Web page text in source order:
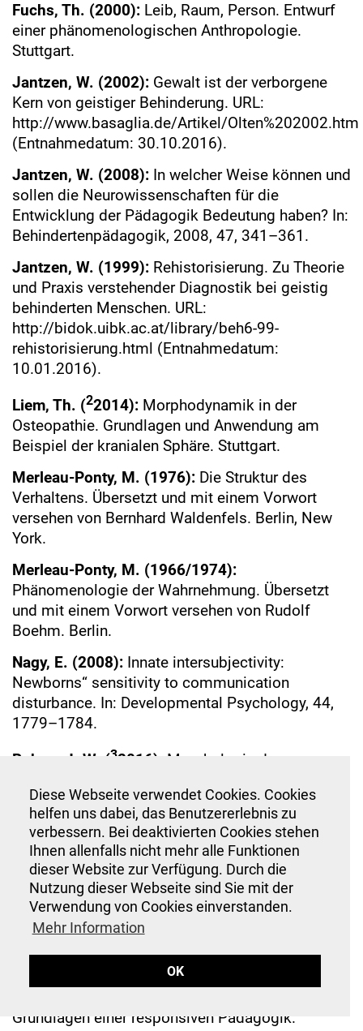
Diese Webseite verwendet Cookies. Cookies
helfen uns dabei, das Benutzererlebnis zu
verbessern. Bei deaktivierten Cookies stehen
Ihnen allenfalls nicht mehr alle Funktionen
dieser Website zur Verfügung. Durch die
Nutzung dieser Webseite sind Sie mit der
Verwendung von Cookies einverstanden.
Mehr Information
OK
Fuchs, Th. (2000): Leib, Raum, Person. Entwurf
einer phänomenologischen Anthropologie.
Stuttgart.
Jantzen, W. (2002): Gewalt ist der verborgene
Kern von geistiger Behinderung. URL:
http://www.basaglia.de/Artikel/Olten%202002.htm
(Entnahmedatum: 30.10.2016).
Jantzen, W. (2008): In welcher Weise können und
sollen die Neurowissenschaften für die
Entwicklung der Pädagogik Bedeutung haben? In:
Behindertenpädagogik, 2008, 47, 341–361.
Jantzen, W. (1999): Rehistorisierung. Zu Theorie
und Praxis verstehender Diagnostik bei geistig
behinderten Menschen. URL:
http://bidok.uibk.ac.at/library/beh6-99-
rehistorisierung.html (Entnahmedatum:
10.01.2016).
Liem, Th. (22014): Morphodynamik in der
Osteopathie. Grundlagen und Anwendung am
Beispiel der kranialen Sphäre. Stuttgart.
Merleau-Ponty, M. (1976): Die Struktur des
Verhaltens. Übersetzt und mit einem Vorwort
versehen von Bernhard Waldenfels. Berlin, New
York.
Merleau-Ponty, M. (1966/1974):
Phänomenologie der Wahrnehmung. Übersetzt
und mit einem Vorwort versehen von Rudolf
Boehm. Berlin.
Nagy, E. (2008): Innate intersubjectivity:
Newborns“ sensitivity to communication
disturbance. In: Developmental Psychology, 44,
1779–1784.
Rohen, J. W. (32016): Morphologie des
Schmitz, H. (2007):Der Leib, der Raum und die
Gefühle. Bielefeld, Locarno.
Stern, D. N. (42000):Mutter und Kind. Die erste
Beziehung. Stuttgart.
Stern, D. N. ( 13 2004):
Grundlagen einer responsiven Pädagogik.